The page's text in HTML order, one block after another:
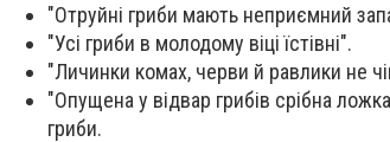
"Отруйні гриби мають неприємний
"Усі гриби в молодому віці їстівні".
"Личинки комах, черви й равлики не
"Опущена у відвар грибів срібна
гриби.